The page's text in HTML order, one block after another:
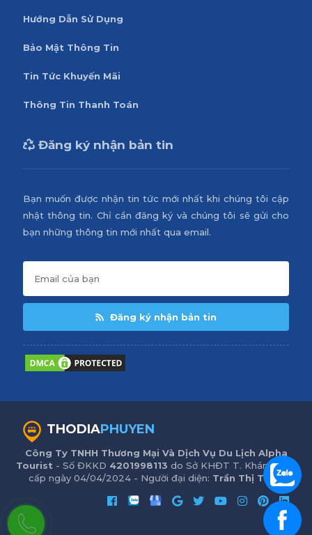
Hướng Dẫn Sử Dụng
Bảo Mật Thông Tin
Tin Tức Khuyến Mãi
Thông Tin Thanh Toán
Đăng ký nhận bản tin
Bạn muốn được nhận tin tức mới nhất khi chúng tôi cập
nhật thông tin. Chỉ cần đăng ký và chúng tôi sẽ gửi cho
bạn những thông tin mới nhất qua email.
Đăng ký nhận bản tin
THODIAPHUYEN
Công Ty TNHH Thương Mại Và Dịch Vụ Du Lịch Alpha
Tourist - Số ĐKKD 4201998113 do Sở KHĐT T. Khánh Hòa
cấp ngày 04/04/2024 - Người đại diện: Trần Thị Trinh